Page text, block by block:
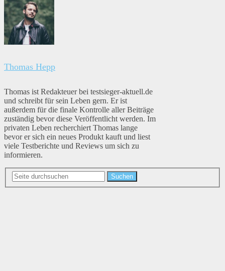
Thomas Hepp
Thomas ist Redakteuer bei testsieger-aktuell.de
und schreibt für sein Leben gern. Er ist
außerdem für die finale Kontrolle aller Beiträge
zuständig bevor diese Veröffentlicht werden. Im
privaten Leben recherchiert Thomas lange
bevor er sich ein neues Produkt kauft und liest
viele Testberichte und Reviews um sich zu
informieren.
Suchen